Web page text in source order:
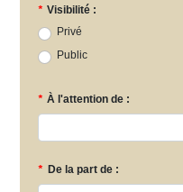
* Visibilité :
Privé
Public
* À l'attention de :
* De la part de :